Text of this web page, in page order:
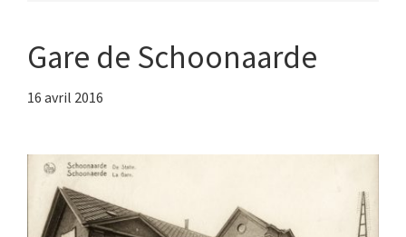
Gare de Schoonaarde
16 avril 2016